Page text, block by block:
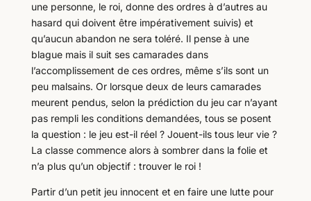
une personne, le roi, donne des ordres à d’autres au
hasard qui doivent être impérativement suivis) et
qu’aucun abandon ne sera toléré. Il pense à une
blague mais il suit ses camarades dans
l’accomplissement de ces ordres, même s’ils sont un
peu malsains. Or lorsque deux de leurs camarades
meurent pendus, selon la prédiction du jeu car n’ayant
pas rempli les conditions demandées, tous se posent
la question : le jeu est-il réel ? Jouent-ils tous leur vie ?
La classe commence alors à sombrer dans la folie et
n’a plus qu’un objectif : trouver le roi !
Partir d’un petit jeu innocent et en faire une lutte pour